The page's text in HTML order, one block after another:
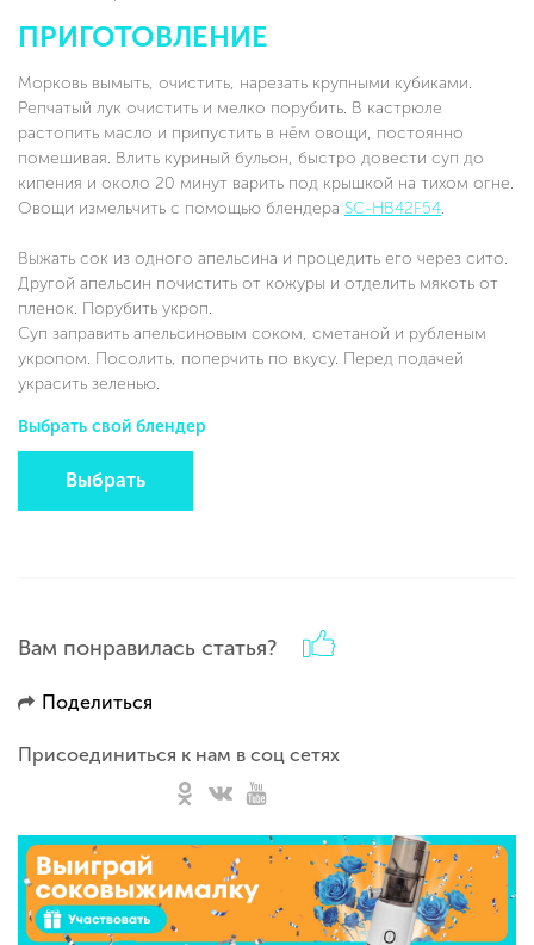
ПРИГОТОВЛЕНИЕ
Морковь вымыть, очистить, нарезать крупными кубиками.
Репчатый лук очистить и мелко порубить. В кастрюле
растопить масло и припустить в нём овощи, постоянно
помешивая. Влить куриный бульон, быстро довести суп до
кипения и около 20 минут варить под крышкой на тихом огне.
Овощи измельчить с помощью блендера SC-HB42F54.
Выжать сок из одного апельсина и процедить его через сито.
Другой апельсин почистить от кожуры и отделить мякоть от
пленок. Порубить укроп.
Суп заправить апельсиновым соком, сметаной и рубленым
укропом. Посолить, поперчить по вкусу. Перед подачей
украсить зеленью.
Выбрать свой блендер
Выбрать
Вам понравилась статья?
Поделиться
Присоединиться к нам в соц сетях